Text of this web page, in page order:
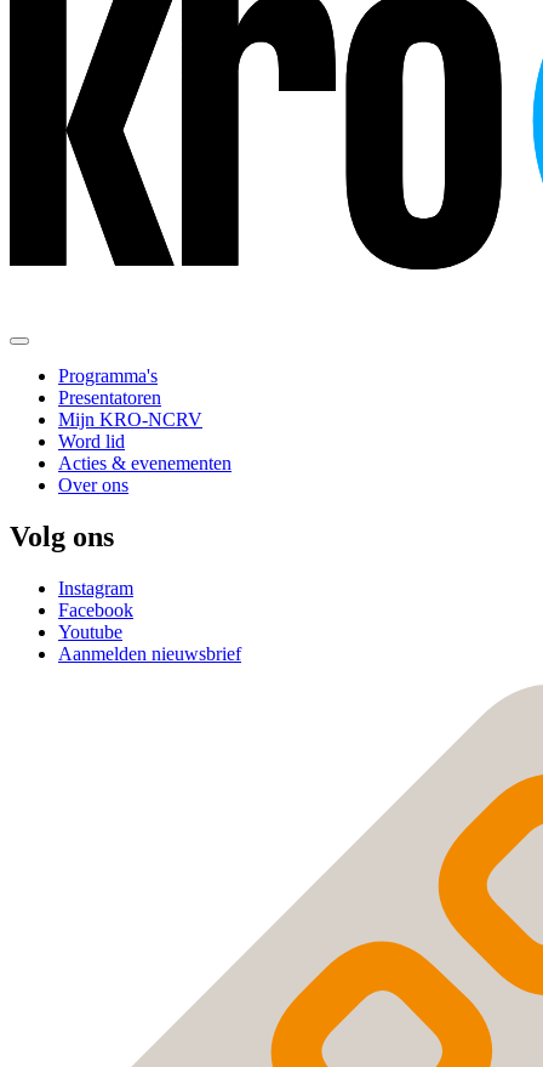
Programma's
Presentatoren
Mijn KRO-NCRV
Word lid
Acties & evenementen
Over ons
Volg ons
Instagram
Facebook
Youtube
Aanmelden nieuwsbrief